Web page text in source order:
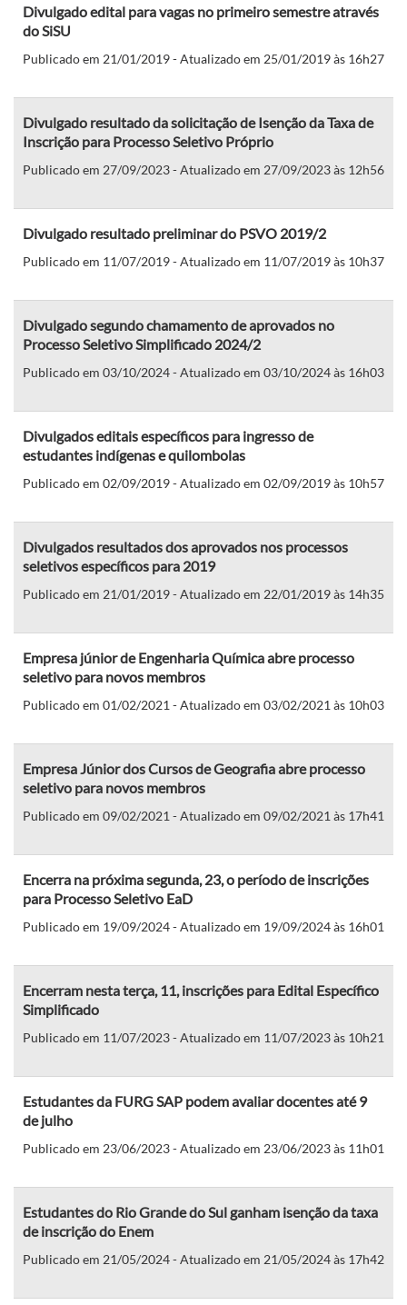
Divulgado edital para vagas no primeiro semestre através
do SiSU
Publicado em 21/01/2019 - Atualizado em 25/01/2019 às 16h27
Divulgado resultado da solicitação de Isenção da Taxa de
Inscrição para Processo Seletivo Próprio
Publicado em 27/09/2023 - Atualizado em 27/09/2023 às 12h56
Divulgado resultado preliminar do PSVO 2019/2
Publicado em 11/07/2019 - Atualizado em 11/07/2019 às 10h37
Divulgado segundo chamamento de aprovados no
Processo Seletivo Simplificado 2024/2
Publicado em 03/10/2024 - Atualizado em 03/10/2024 às 16h03
Divulgados editais específicos para ingresso de
estudantes indígenas e quilombolas
Publicado em 02/09/2019 - Atualizado em 02/09/2019 às 10h57
Divulgados resultados dos aprovados nos processos
seletivos específicos para 2019
Publicado em 21/01/2019 - Atualizado em 22/01/2019 às 14h35
Empresa júnior de Engenharia Química abre processo
seletivo para novos membros
Publicado em 01/02/2021 - Atualizado em 03/02/2021 às 10h03
Empresa Júnior dos Cursos de Geografia abre processo
seletivo para novos membros
Publicado em 09/02/2021 - Atualizado em 09/02/2021 às 17h41
Encerra na próxima segunda, 23, o período de inscrições
para Processo Seletivo EaD
Publicado em 19/09/2024 - Atualizado em 19/09/2024 às 16h01
Encerram nesta terça, 11, inscrições para Edital Específico
Simplificado
Publicado em 11/07/2023 - Atualizado em 11/07/2023 às 10h21
Estudantes da FURG SAP podem avaliar docentes até 9
de julho
Publicado em 23/06/2023 - Atualizado em 23/06/2023 às 11h01
Estudantes do Rio Grande do Sul ganham isenção da taxa
de inscrição do Enem
Publicado em 21/05/2024 - Atualizado em 21/05/2024 às 17h42